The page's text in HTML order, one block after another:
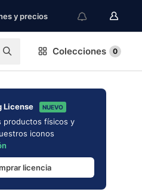
y precios
Colecciones 0
License NUEVO
productos físicos y
iconos
licencia